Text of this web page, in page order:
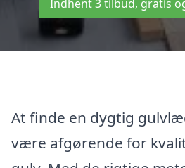
Indhent 3 tilbud, gratis
At finde en dygtig
være afgørende for